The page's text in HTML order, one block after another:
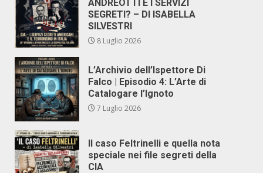
ANDREOTTI E I SERVIZI
SEGRETI? – DI ISABELLA
SILVESTRI
8 Luglio 2026
L’Archivio dell’Ispettore Di
Falco | Episodio 4: L’Arte di
Catalogare l’Ignoto
7 Luglio 2026
Il caso Feltrinelli e quella nota
speciale nei file segreti della
CIA